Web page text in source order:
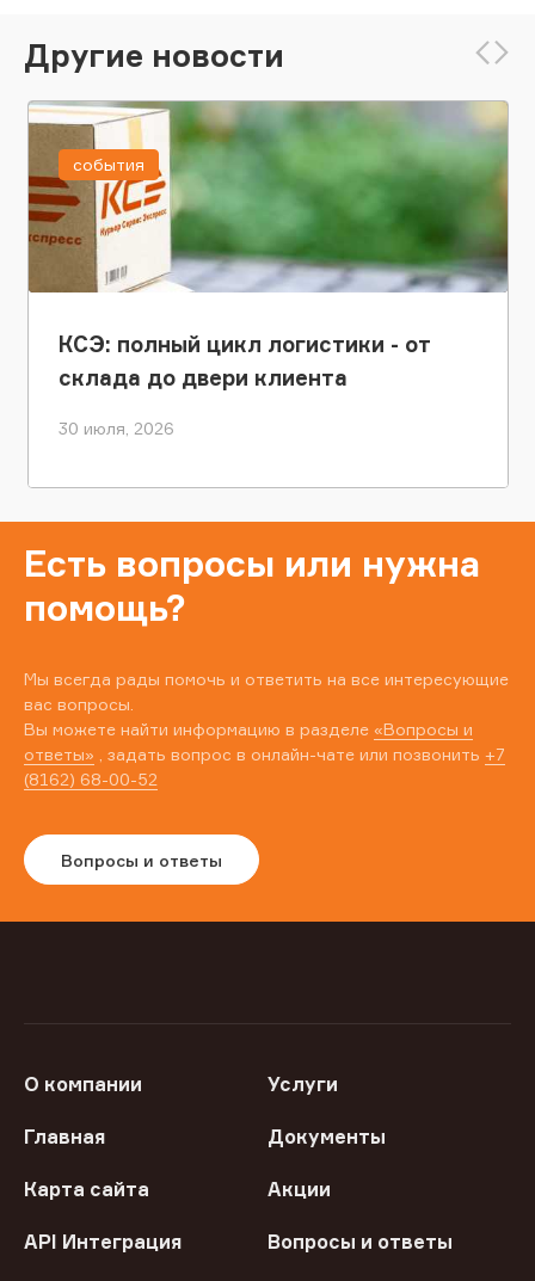
Другие новости
КСЭ: полный цикл логистики - от
склада до двери клиента
30 июля, 2026
события
Есть вопросы или нужна
помощь?
Мы всегда рады помочь и ответить на все интересующие
вас вопросы.
Вы можете найти информацию в разделе «Вопросы и
ответы» , задать вопрос в онлайн-чате или позвонить +7
(8162) 68-00-52
Вопросы и ответы
О компании Услуги
Главная Документы
Карта сайта Акции
API Интеграция Вопросы и ответы